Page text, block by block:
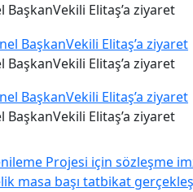
Elitaş’a ziyaret
Elitaş’a ziyaret
Elitaş’a ziyaret
Projesi için sözleşme
masa başı tatbikat